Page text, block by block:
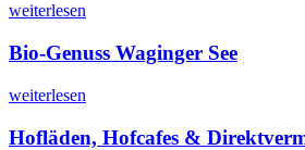
weiterlesen
Bio-Genuss Waginger See
weiterlesen
Hofläden, Hofcafes &